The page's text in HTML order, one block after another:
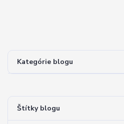
Kategórie blogu
Štítky blogu